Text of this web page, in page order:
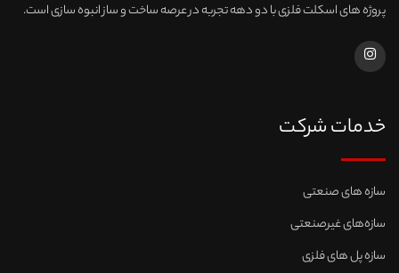
پروژه های اسکلت فلزی با دو دهه تجربه در عرصه ساخت و ساز انبوه سازی است.
خدمات شرکت
سازه های صنعتی
سازه‌های غیرصنعتی
سازه پل های فلزی